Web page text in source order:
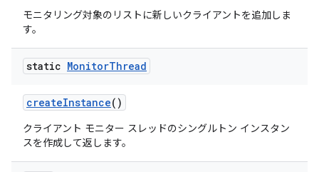
モニタリング対象のリストに新しいクライアントを追加しま
す。
static MonitorThread
createInstance()
クライアント モニター スレッドのシングルトン インスタン
スを作成して返します。